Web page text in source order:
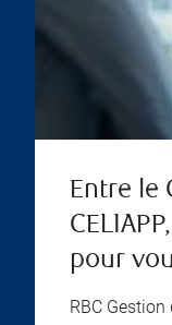
Entre le
pour
RBC